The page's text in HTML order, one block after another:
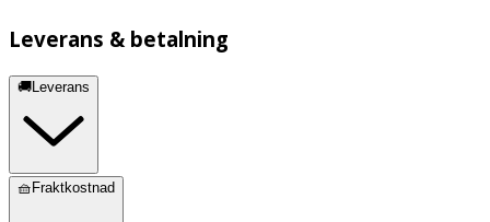
Leverans & betalning
🚚Leverans
🧺Fraktkostnad